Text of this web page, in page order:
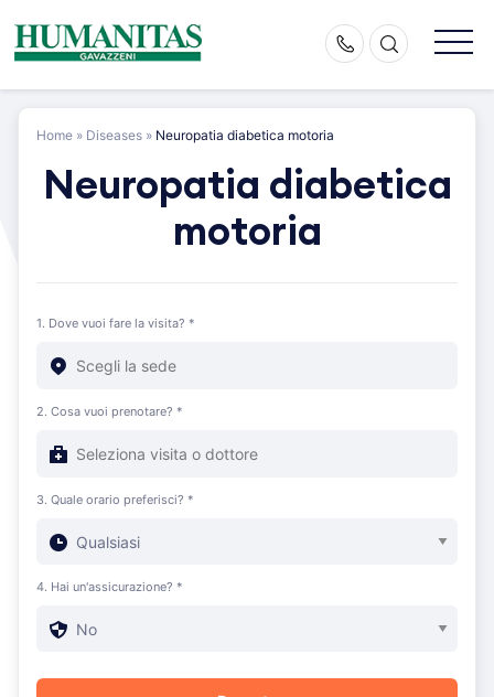
content
Home » Diseases » Neuropatia diabetica motoria
Neuropatia diabetica
motoria
1. Dove vuoi fare la visita? *
2. Cosa vuoi prenotare? *
3. Quale orario preferisci? *
4. Hai un'assicurazione? *